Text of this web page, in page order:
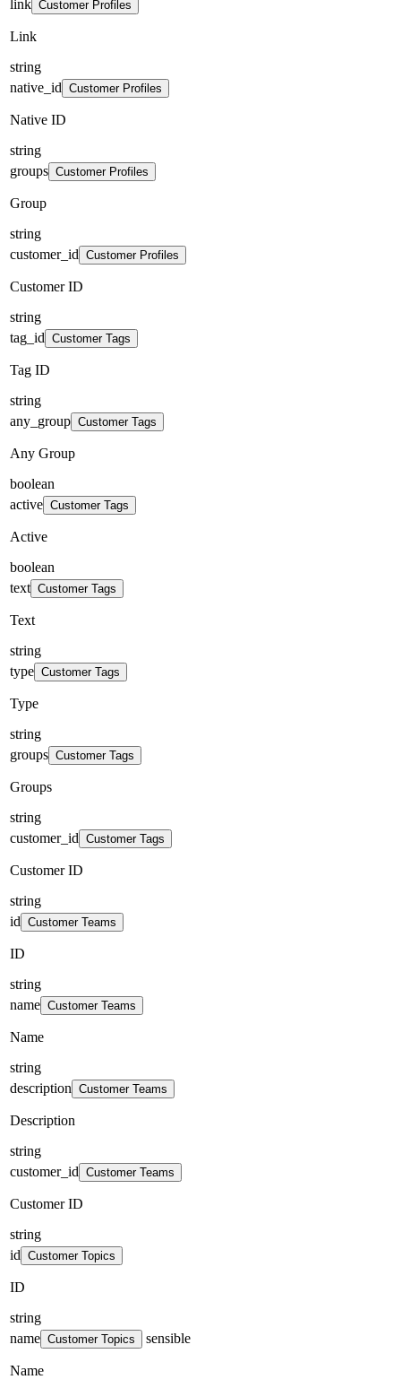
link Customer Profiles
Link
string
native_id Customer Profiles
Native ID
string
groups Customer Profiles
Group
string
customer_id Customer Profiles
Customer ID
string
tag_id Customer Tags
Tag ID
string
any_group Customer Tags
Any Group
boolean
active Customer Tags
Active
boolean
text Customer Tags
Text
string
type Customer Tags
Type
string
groups Customer Tags
Groups
string
customer_id Customer Tags
Customer ID
string
id Customer Teams
ID
string
name Customer Teams
Name
string
description Customer Teams
Description
string
customer_id Customer Teams
Customer ID
string
id Customer Topics
ID
string
name Customer Topics sensible
Name